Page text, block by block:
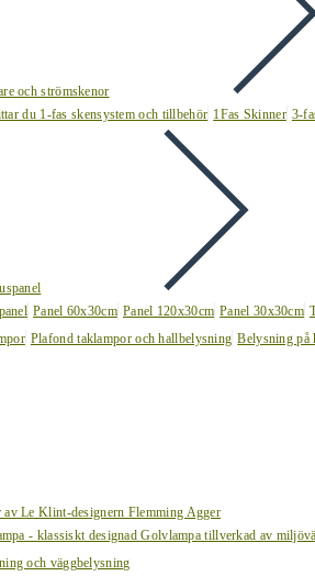
och strömskenor
du 1-fas skensystem och tillbehör 1Fas Skinner 3-
Panel 60x30cm Panel 120x30cm Panel 30x30cm
Plafond taklampor och hallbelysning Belysning på
av Le Klint-designern Flemming Agger
- klassiskt designad Golvlampa tillverkad av
och väggbelysning